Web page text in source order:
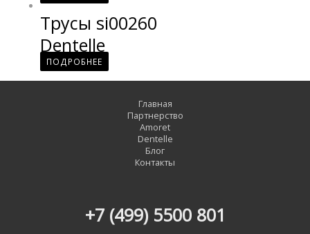
Трусы si00260
Dentelle
ПОДРОБНЕЕ
Главная
Партнерство
Amoret
Dentelle
Блог
Контакты
+7 (499) 5500 801